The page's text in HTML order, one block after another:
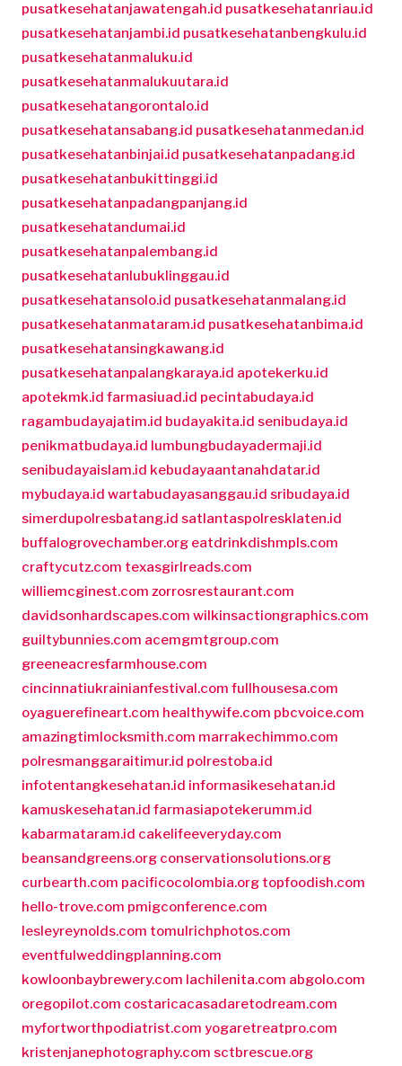
pusatkesehatanjawatengah.id pusatkesehatanriau.id
pusatkesehatanjambi.id pusatkesehatanbengkulu.id
pusatkesehatanmaluku.id
pusatkesehatanmalukuutara.id
pusatkesehatangorontalo.id
pusatkesehatansabang.id pusatkesehatanmedan.id
pusatkesehatanbinjai.id pusatkesehatanpadang.id
pusatkesehatanbukittinggi.id
pusatkesehatanpadangpanjang.id
pusatkesehatandumai.id
pusatkesehatanpalembang.id
pusatkesehatanlubuklinggau.id
pusatkesehatansolo.id pusatkesehatanmalang.id
pusatkesehatanmataram.id pusatkesehatanbima.id
pusatkesehatansingkawang.id
pusatkesehatanpalangkaraya.id apotekerku.id
apotekmk.id farmasiuad.id pecintabudaya.id
ragambudayajatim.id budayakita.id senibudaya.id
penikmatbudaya.id
lumbungbudayadermaji.id
senibudayaislam.id kebudayaantanahdatar.id
mybudaya.id wartabudayasanggau.id sribudaya.id
simerdupolresbatang.id satlantaspolresklaten.id
buffalogrovechamber.org eatdrinkdishmpls.com
craftycutz.com texasgirlreads.com
williemcginest.com zorrosrestaurant.com
davidsonhardscapes.com wilkinsactiongraphics.com
guiltybunnies.com acemgmtgroup.com
greeneacresfarmhouse.com
cincinnatiukrainianfestival.com fullhousesa.com
oyaguerefineart.com healthywife.com pbcvoice.com
amazingtimlocksmith.com marrakechimmo.com
polresmanggaraitimur.id polrestoba.id
infotentangkesehatan.id informasikesehatan.id
kamuskesehatan.id farmasiapotekerumm.id
kabarmataram.id cakelifeeveryday.com
beansandgreens.org conservationsolutions.org
curbearth.com pacificocolombia.org topfoodish.com
hello-trove.com pmigconference.com
lesleyreynolds.com tomulrichphotos.com
eventfulweddingplanning.com
kowloonbaybrewery.com lachilenita.com abgolo.com
oregopilot.com costaricacasadaretodream.com
myfortworthpodiatrist.com yogaretreatpro.com
kristenjanephotography.com sctbrescue.org